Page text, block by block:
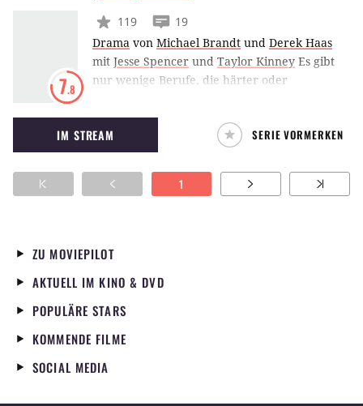
7.8
119
19
Drama von Michael Brandt und Derek Haas
mit Jesse Spencer und Taylor Kinney Es gibt
nur wenige Berufe, die härter oder
Serie Chicago Fire verfolgt die Crew der
Firefighters, der Rescue Squads und die
Rettungssanitäter in Chicago, die bei ihren
Einsätzen Mut beweisen müssen und
gleichzeitig mit privaten Problemen zu
IM STREAM SERIE VORMERKEN
1
ZU MOVIEPILOT
AKTUELL IM KINO & DVD
POPULÄRE STARS
KOMMENDE FILME
SOCIAL MEDIA